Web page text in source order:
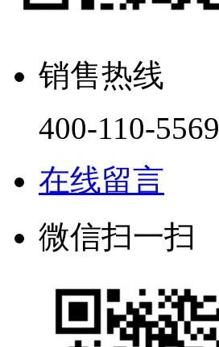
销售热线
400-110-5569
在线留言
微信扫一扫